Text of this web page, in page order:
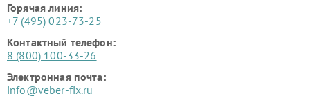
Горячая линия:
+7 (495) 023-73-25
Контактный телефон:
8 (800) 100-33-26
Электронная почта:
info@veber-fix.ru